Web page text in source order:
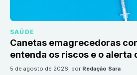
SAÚDE
Canetas emagrecedoras
entenda os riscos e o alerta
5 de agosto de 2026, por Redação Sara